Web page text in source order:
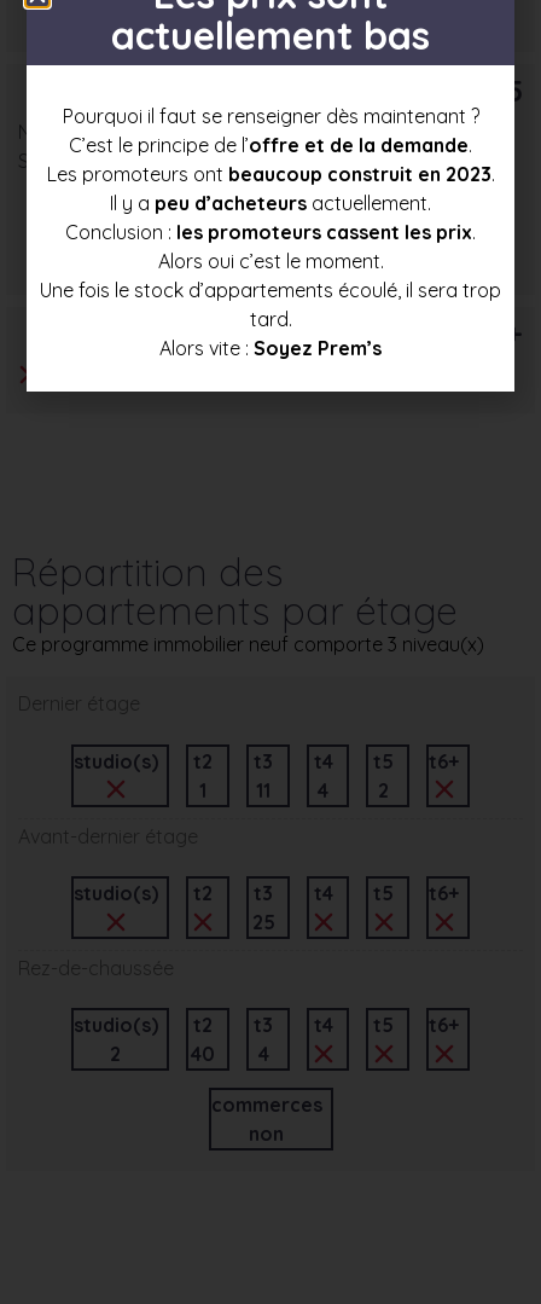
339 000 € 359 500 € 379 500 €
T5
Nombre : 2
Surface moyenne : 90 m²
Prix mini
371 000 €
Prix moyen
393 500 €
Prix max
416 000 €
T6+
Répartition des
appartements par étage
Ce programme immobilier neuf comporte 3 niveau(x)
Dernier étage
studio(s)
t2
1
t3
11
t4
4
t5
2
t6+
Avant-dernier étage
studio(s) t2
t3
25
t4 t5 t6+
Rez-de-chaussée
studio(s)
2
t2
40
t3
4
t4 t5 t6+
commerces
non
actuellement bas
Pourquoi il faut se renseigner dès maintenant ?
C’est le principe de l’offre et de la demande.
Les promoteurs ont beaucoup construit en 2023.
Il y a peu d’acheteurs actuellement.
Conclusion : les promoteurs cassent les prix.
Alors oui c’est le moment.
Une fois le stock d’appartements écoulé, il sera trop
tard.
Alors vite : Soyez Prem’s